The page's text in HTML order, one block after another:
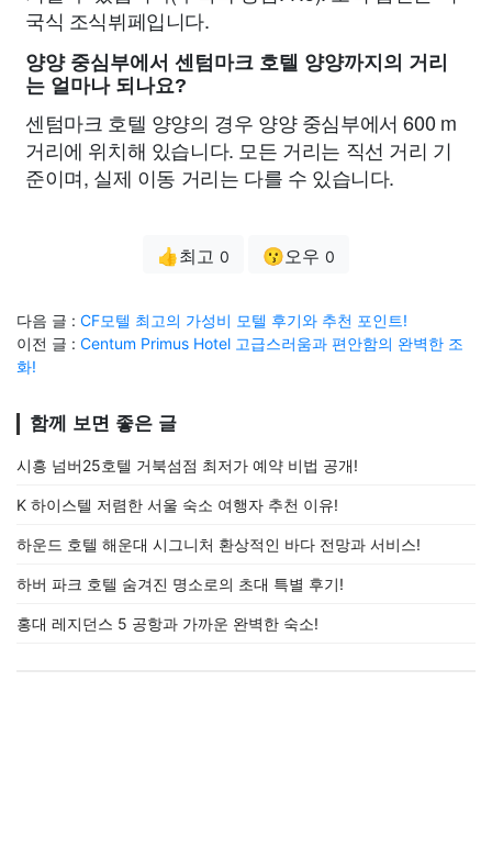
국식 조식뷔페입니다.
양양 중심부에서 센텀마크 호텔 양양까지의 거리
는 얼마나 되나요?
센텀마크 호텔 양양의 경우 양양 중심부에서 600 m
거리에 위치해 있습니다. 모든 거리는 직선 거리 기
준이며, 실제 이동 거리는 다를 수 있습니다.
👍최고 0 😗오우 0
다음 글 : CF모텔 최고의 가성비 모텔 후기와 추천 포인트!
이전 글 : Centum Primus Hotel 고급스러움과 편안함의 완벽한 조
화!
함께 보면 좋은 글
시흥 넘버25호텔 거북섬점 최저가 예약 비법 공개!
K 하이스텔 저렴한 서울 숙소 여행자 추천 이유!
하운드 호텔 해운대 시그니처 환상적인 바다 전망과 서비스!
하버 파크 호텔 숨겨진 명소로의 초대 특별 후기!
홍대 레지던스 5 공항과 가까운 완벽한 숙소!